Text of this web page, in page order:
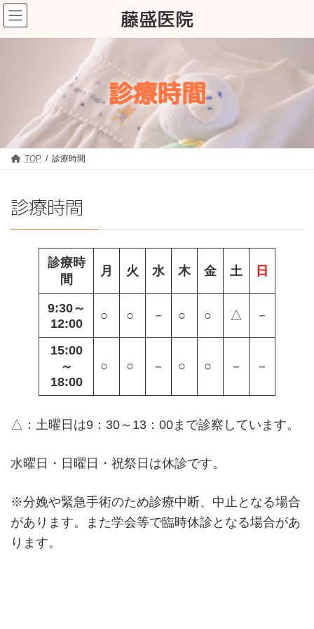
コ
ン
テ
ッ
プ
ナ
ビ
ゲ
移
動
藤盛医院
診療時間
TOP 診療時間
診療時間
診療時
間
月 火 水 木 金 土 日
9:30～
12:00
○ ○ － ○ ○ △ －
15:00
～
18:00
○ ○ － ○ ○ － －
△：土曜日は9：30～13：00まで診察しています。
水曜日・日曜日・祝祭日は休診です。
※分娩や緊急手術のため診療中断、中止となる場合
があります。また学会等で臨時休診となる場合があ
ります。